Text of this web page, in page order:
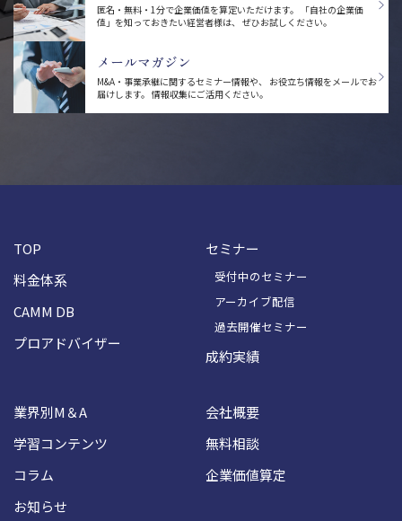
匿名・無料・1分で企業価値を算定いただけます。
「自社の企業価
値」を知っておきたい経営者様は、 ぜひお試しください。
メールマガジン
M&A・事業承継に関するセミナー情報や、
お役立ち情報をメールでお
届けします。 情報収集にご活用ください。
TOP
料金体系
CAMM DB
プロアドバイザー
セミナー
受付中のセミナー
アーカイブ配信
過去開催セミナー
成約実績
業界別M＆A
学習コンテンツ
コラム
お知らせ
会社概要
無料相談
企業価値算定